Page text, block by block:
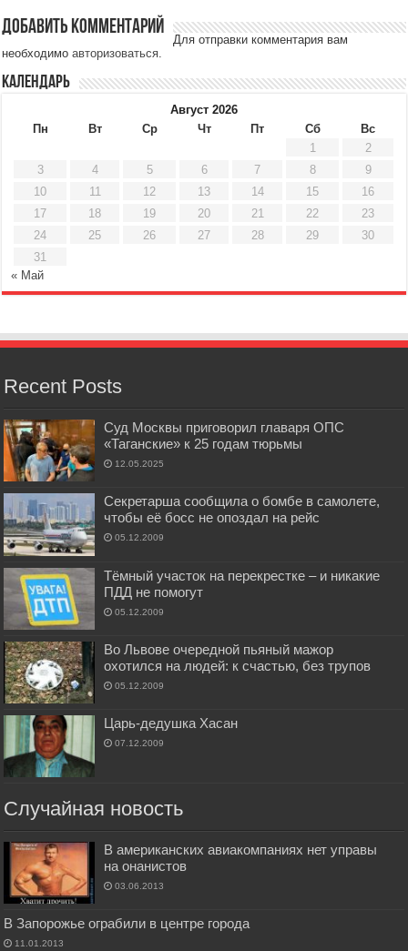
Добавить комментарий
Для отправки комментария вам
необходимоавторизоваться.
Календарь
Август 2026
Пн
Вт Ср Чт Пт Сб
Вс
1
2
3
4 5 6 7 8
9
10
11 12 13 14 15
16
17
18 19 20 21 22
23
24
25 26 27 28 29
30
31
« Май
Recent Posts
Суд Москвы приговорил главаря ОПС
«Таганские» к 25 годам тюрьмы
12.05.2025
Секретарша сообщила о бомбе в самолете,
чтобы её босс не опоздал на рейс
05.12.2009
Тёмный участок на перекрестке – и никакие
ПДД не помогут
05.12.2009
Во Львове очередной пьяный мажор
охотился на людей: к счастью, без трупов
05.12.2009
Царь-дедушка Хасан
07.12.2009
Случайная новость
В американских авиакомпаниях нет управы
на онанистов
03.06.2013
В Запорожье ограбили в центре города
11.01.2013